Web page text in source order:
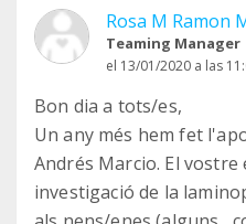
Rosa M Ramon
Teaming Manager
el 13/01/2020 a las
Bon dia a tots/es,
Un any més hem fet
Andrés Marcio. El vostre
investigació de la